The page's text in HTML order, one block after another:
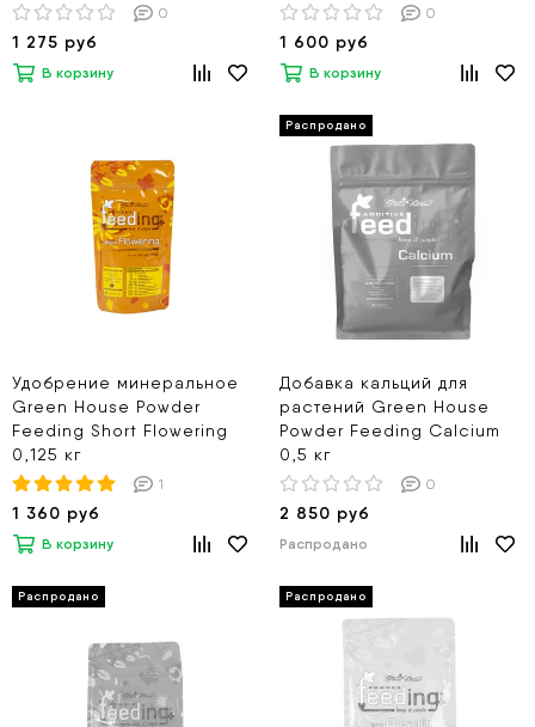
0
1 275 руб
В корзину
0
1 600 руб
В корзину
Удобрение минеральное
Green House Powder
Feeding Short Flowering
0,125 кг
1
1 360 руб
В корзину
Добавка кальций для
растений Green House
Powder Feeding Calcium
0,5 кг
0
2 850 руб
Распродано